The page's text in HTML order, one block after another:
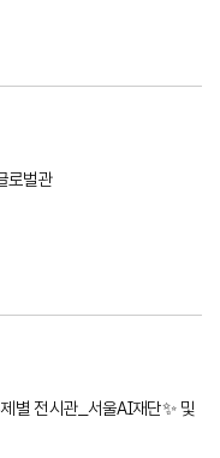
로벌관
별 전시관_서울AI재단✨ 및